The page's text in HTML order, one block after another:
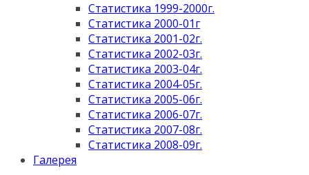
Статистика 1999-2000г.
Статистика 2000-01г
Статистика 2001-02г.
Статистика 2002-03г.
Статистика 2003-04г.
Статистика 2004-05г.
Статистика 2005-06г.
Статистика 2006-07г.
Статистика 2007-08г.
Статистика 2008-09г.
Галерея